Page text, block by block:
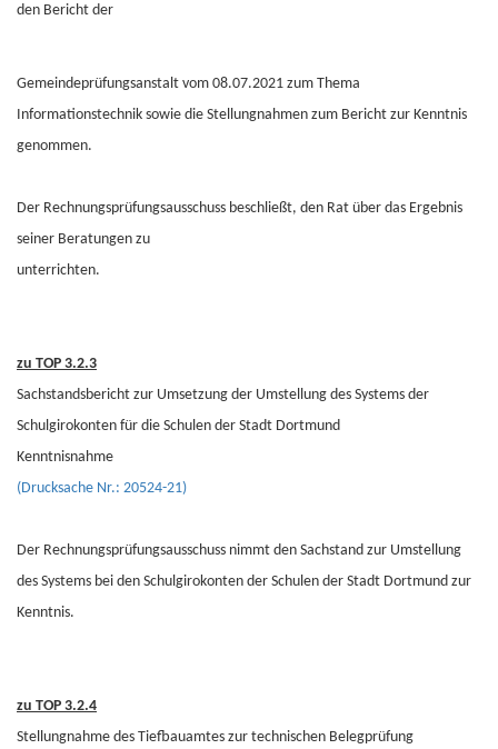
den Bericht der
Gemeindeprüfungsanstalt vom 08.07.2021 zum Thema
Informationstechnik sowie die Stellungnahmen zum Bericht zur Kenntnis
genommen.
Der Rechnungsprüfungsausschuss beschließt, den Rat über das Ergebnis
seiner Beratungen zu
unterrichten.
zu TOP 3.2.3
Sachstandsbericht zur Umsetzung der Umstellung des Systems der
Schulgirokonten für die Schulen der Stadt Dortmund
Kenntnisnahme
(Drucksache Nr.: 20524-21)
Der Rechnungsprüfungsausschuss nimmt den Sachstand zur Umstellung
des Systems bei den Schulgirokonten der Schulen der Stadt Dortmund zur
Kenntnis.
zu TOP 3.2.4
Stellungnahme des Tiefbauamtes zur technischen Belegprüfung